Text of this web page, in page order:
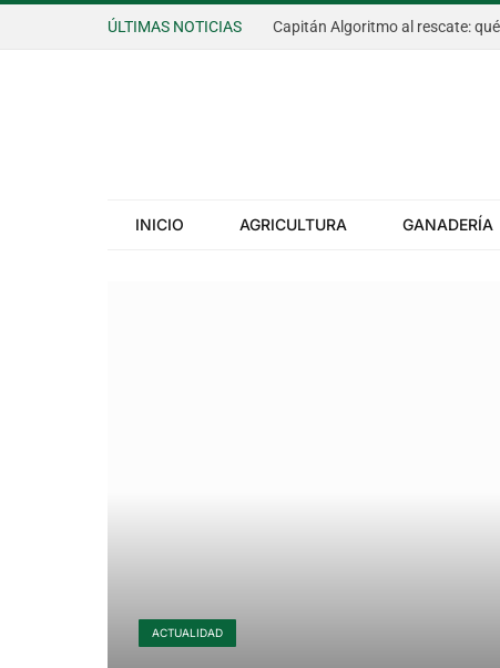
ÚLTIMAS NOTICIAS
INICIO AGRICULTURA GANADERÍA
ACTUALIDAD